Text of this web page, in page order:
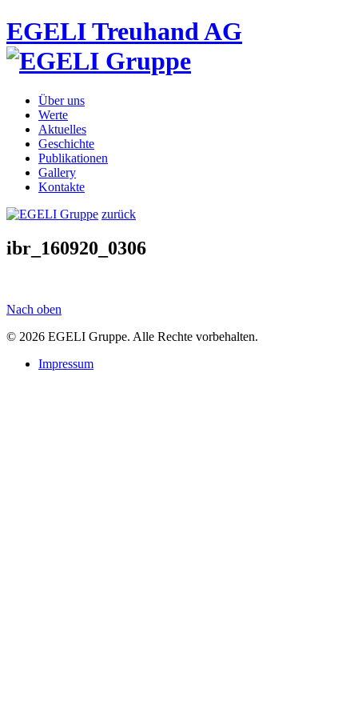
EGELI Treuhand AG
Über uns
Werte
Aktuelles
Geschichte
Publikationen
Gallery
Kontakte
zurück
ibr_160920_0306
Nach oben
© 2026 EGELI Gruppe. Alle Rechte vorbehalten.
Impressum